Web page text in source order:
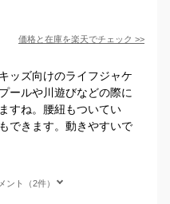
価格と在庫を楽天でチェック >>
ッズ向けのライフジャケ
ールや川遊びなどの際に
すね。腰紐もついてい
できます。動きやすいで
ント（2件）